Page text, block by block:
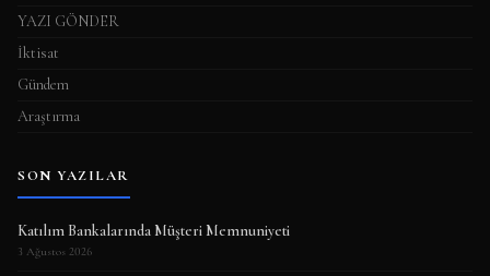
YAZI GÖNDER
İktisat
Gündem
Araştırma
SON YAZILAR
Katılım Bankalarında Müşteri Memnuniyeti
3 Ağustos 2026